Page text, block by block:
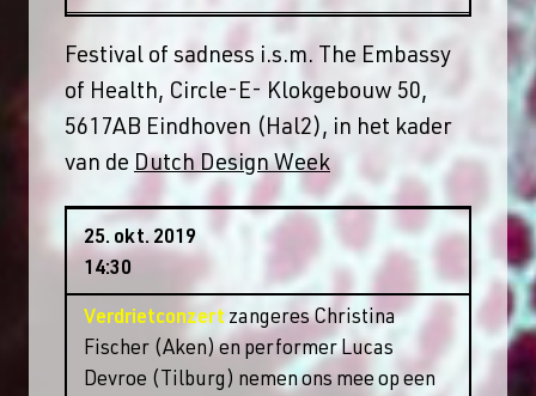
Festival of sadness i.s.m. The Embassy
of Health, Circle-E- Klokgebouw 50,
5617AB Eindhoven (Hal2), in het kader
van de Dutch Design Week
25. okt. 2019
14:30
Verdrietconzert zangeres Christina
Fischer (Aken) en performer Lucas
Devroe (Tilburg) nemen ons mee op een